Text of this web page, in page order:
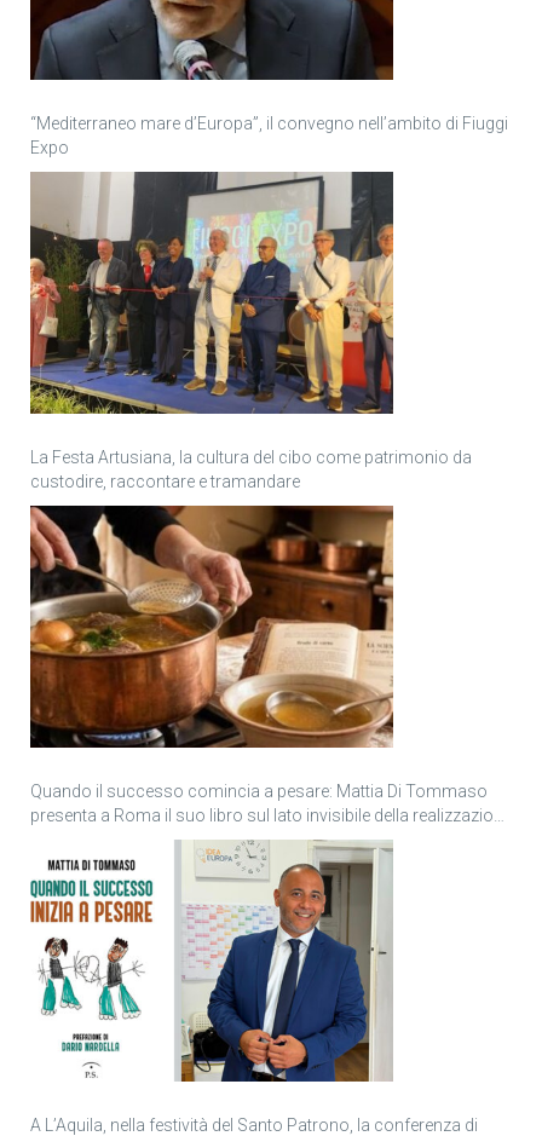
“Mediterraneo mare d’Europa”, il convegno nell’ambito di Fiuggi
Expo
La Festa Artusiana, la cultura del cibo come patrimonio da
custodire, raccontare e tramandare
Quando il successo comincia a pesare: Mattia Di Tommaso
presenta a Roma il suo libro sul lato invisibile della realizzazione
A L’Aquila, nella festività del Santo Patrono, la conferenza di